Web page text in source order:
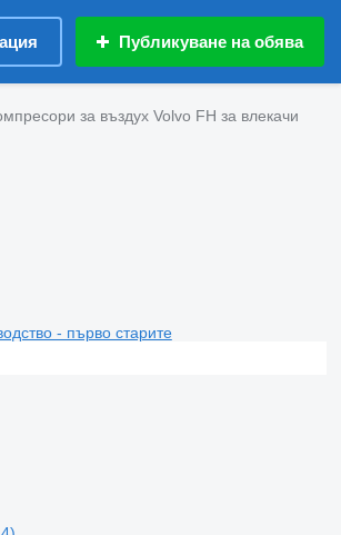
Публикуване на обява
за въздух Volvo FH за влекачи
- първо старите